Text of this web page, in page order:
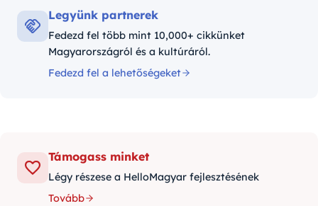
Legyünk partnerek
Fedezd fel több mint 10,000+ cikkünket
Magyarországról és a kultúráról.
Fedezd fel a lehetőségeket
Támogass minket
Légy részese a HelloMagyar fejlesztésének
Tovább